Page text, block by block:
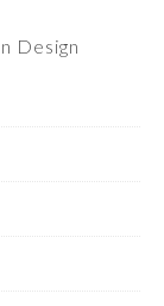
Design